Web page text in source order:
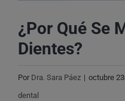
¿Por Qué Se
Dientes?
Por Dra. Sara Páez | octubre
dental